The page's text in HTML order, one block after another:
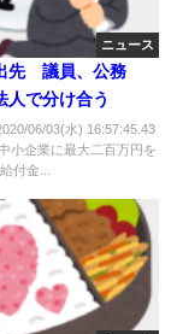
ニュース
先 議員、公務
人で分け合う
06/03(水) 16:57:45.43
小企業に最大二百万円を
付金...